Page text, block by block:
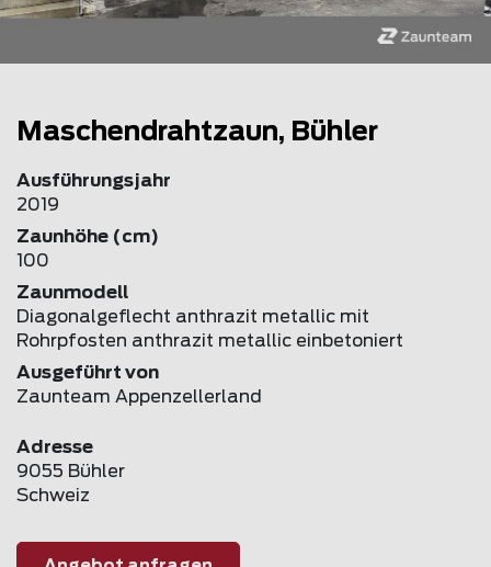
Maschendrahtzaun, Bühler
Ausführungsjahr
2019
Zaunhöhe (cm)
100
Zaunmodell
Diagonalgeflecht anthrazit metallic mit
Rohrpfosten anthrazit metallic einbetoniert
Ausgeführt von
Zaunteam Appenzellerland
Adresse
9055 Bühler
Schweiz